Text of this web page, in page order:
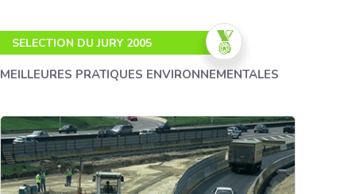
SELECTION DU JURY 2005
MEILLEURES PRATIQUES ENVIRONNEMENTALES
L'utilisation des mâchefers
en techniques routières